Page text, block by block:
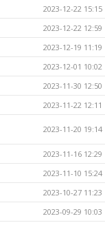
2023-12-22 15:15
2023-12-22 12:59
2023-12-19 11:19
2023-12-01 10:02
2023-11-30 12:50
2023-11-22 12:11
2023-11-20 19:14
2023-11-16 12:29
2023-11-10 15:24
2023-10-27 11:23
2023-09-29 10:03